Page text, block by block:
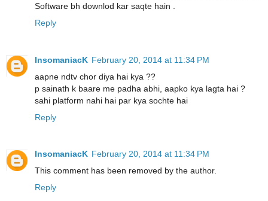
Software bh downlod kar saqte hain .
Reply
InsomaniacK February 20, 2014 at 11:34 PM
aapne ndtv chor diya hai kya ??
p sainath k baare me padha abhi, aapko kya lagta hai ?
sahi platform nahi hai par kya sochte hai
Reply
InsomaniacK February 20, 2014 at 11:34 PM
This comment has been removed by the author.
Reply